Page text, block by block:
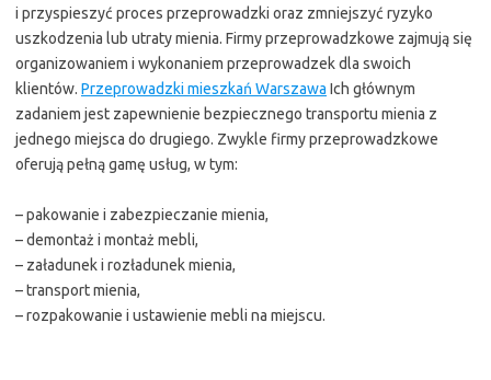
i przyspieszyć proces przeprowadzki oraz zmniejszyć ryzyko
uszkodzenia lub utraty mienia. Firmy przeprowadzkowe zajmują się
organizowaniem i wykonaniem przeprowadzek dla swoich
klientów. Przeprowadzki mieszkań Warszawa Ich głównym
zadaniem jest zapewnienie bezpiecznego transportu mienia z
jednego miejsca do drugiego. Zwykle firmy przeprowadzkowe
oferują pełną gamę usług, w tym:
– pakowanie i zabezpieczanie mienia,
– demontaż i montaż mebli,
– załadunek i rozładunek mienia,
– transport mienia,
– rozpakowanie i ustawienie mebli na miejscu.